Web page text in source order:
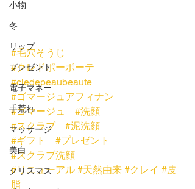
小物
冬
リップ
プレゼント
電子マネー
手荒れ
マッサージ
美白
クリスマス
#毛穴そうじ
#クレドポーボーテ
#cledepeaubeaute
#ゴマージュアフィナン
#ゴマージュ
#洗顔
#スクラブ
#泥洗顔
#ギフト
#プレゼント
#スクラブ洗顔
#リニューアル #天然由来 #クレイ #皮
脂